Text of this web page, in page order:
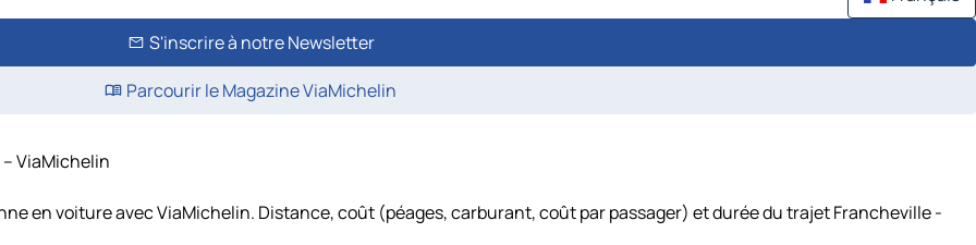
S'inscrire à notre Newsletter
Parcourir le Magazine ViaMichelin
ViaMichelin
en voiture avec ViaMichelin. Distance, coût (péages, carburant, coût par passager) et durée du trajet Francheville -